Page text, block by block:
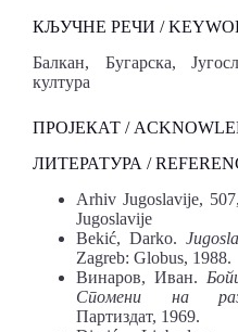
КЉУЧНЕ РЕЧИ /
Балкан, Бугарска,
култура
ПРОЈЕКАТ /
ЛИТЕРАТУРА /
Arhiv Jugoslavije,
Jugoslavije
Bekić, Darko.
Zagreb: Globus, 1988.
Винаров, Иван.
Спомени на
Партиздат, 1969.